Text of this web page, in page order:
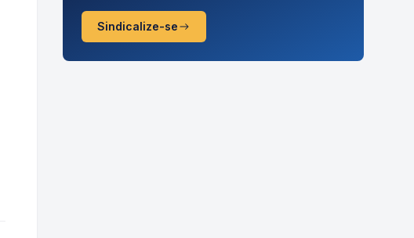
Sindicalize-se